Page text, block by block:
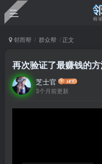
邻而帮 群众帮 正文
再次验证了最赚钱的
芝士官
3个月前更新